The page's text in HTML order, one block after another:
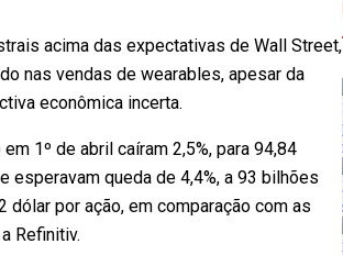
acima das expectativas de Wall Street,
nas vendas de wearables, apesar da
econômica incerta.
1º de abril caíram 2,5%, para 94,84
queda de 4,4%, a 93 bilhões
por ação, em comparação com as
Refinitiv.